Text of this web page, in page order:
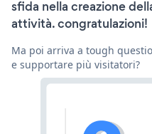
sfida nella creazione
attività. congratulazioni!
Ma poi arriva a tough
e supportare più visitatori?